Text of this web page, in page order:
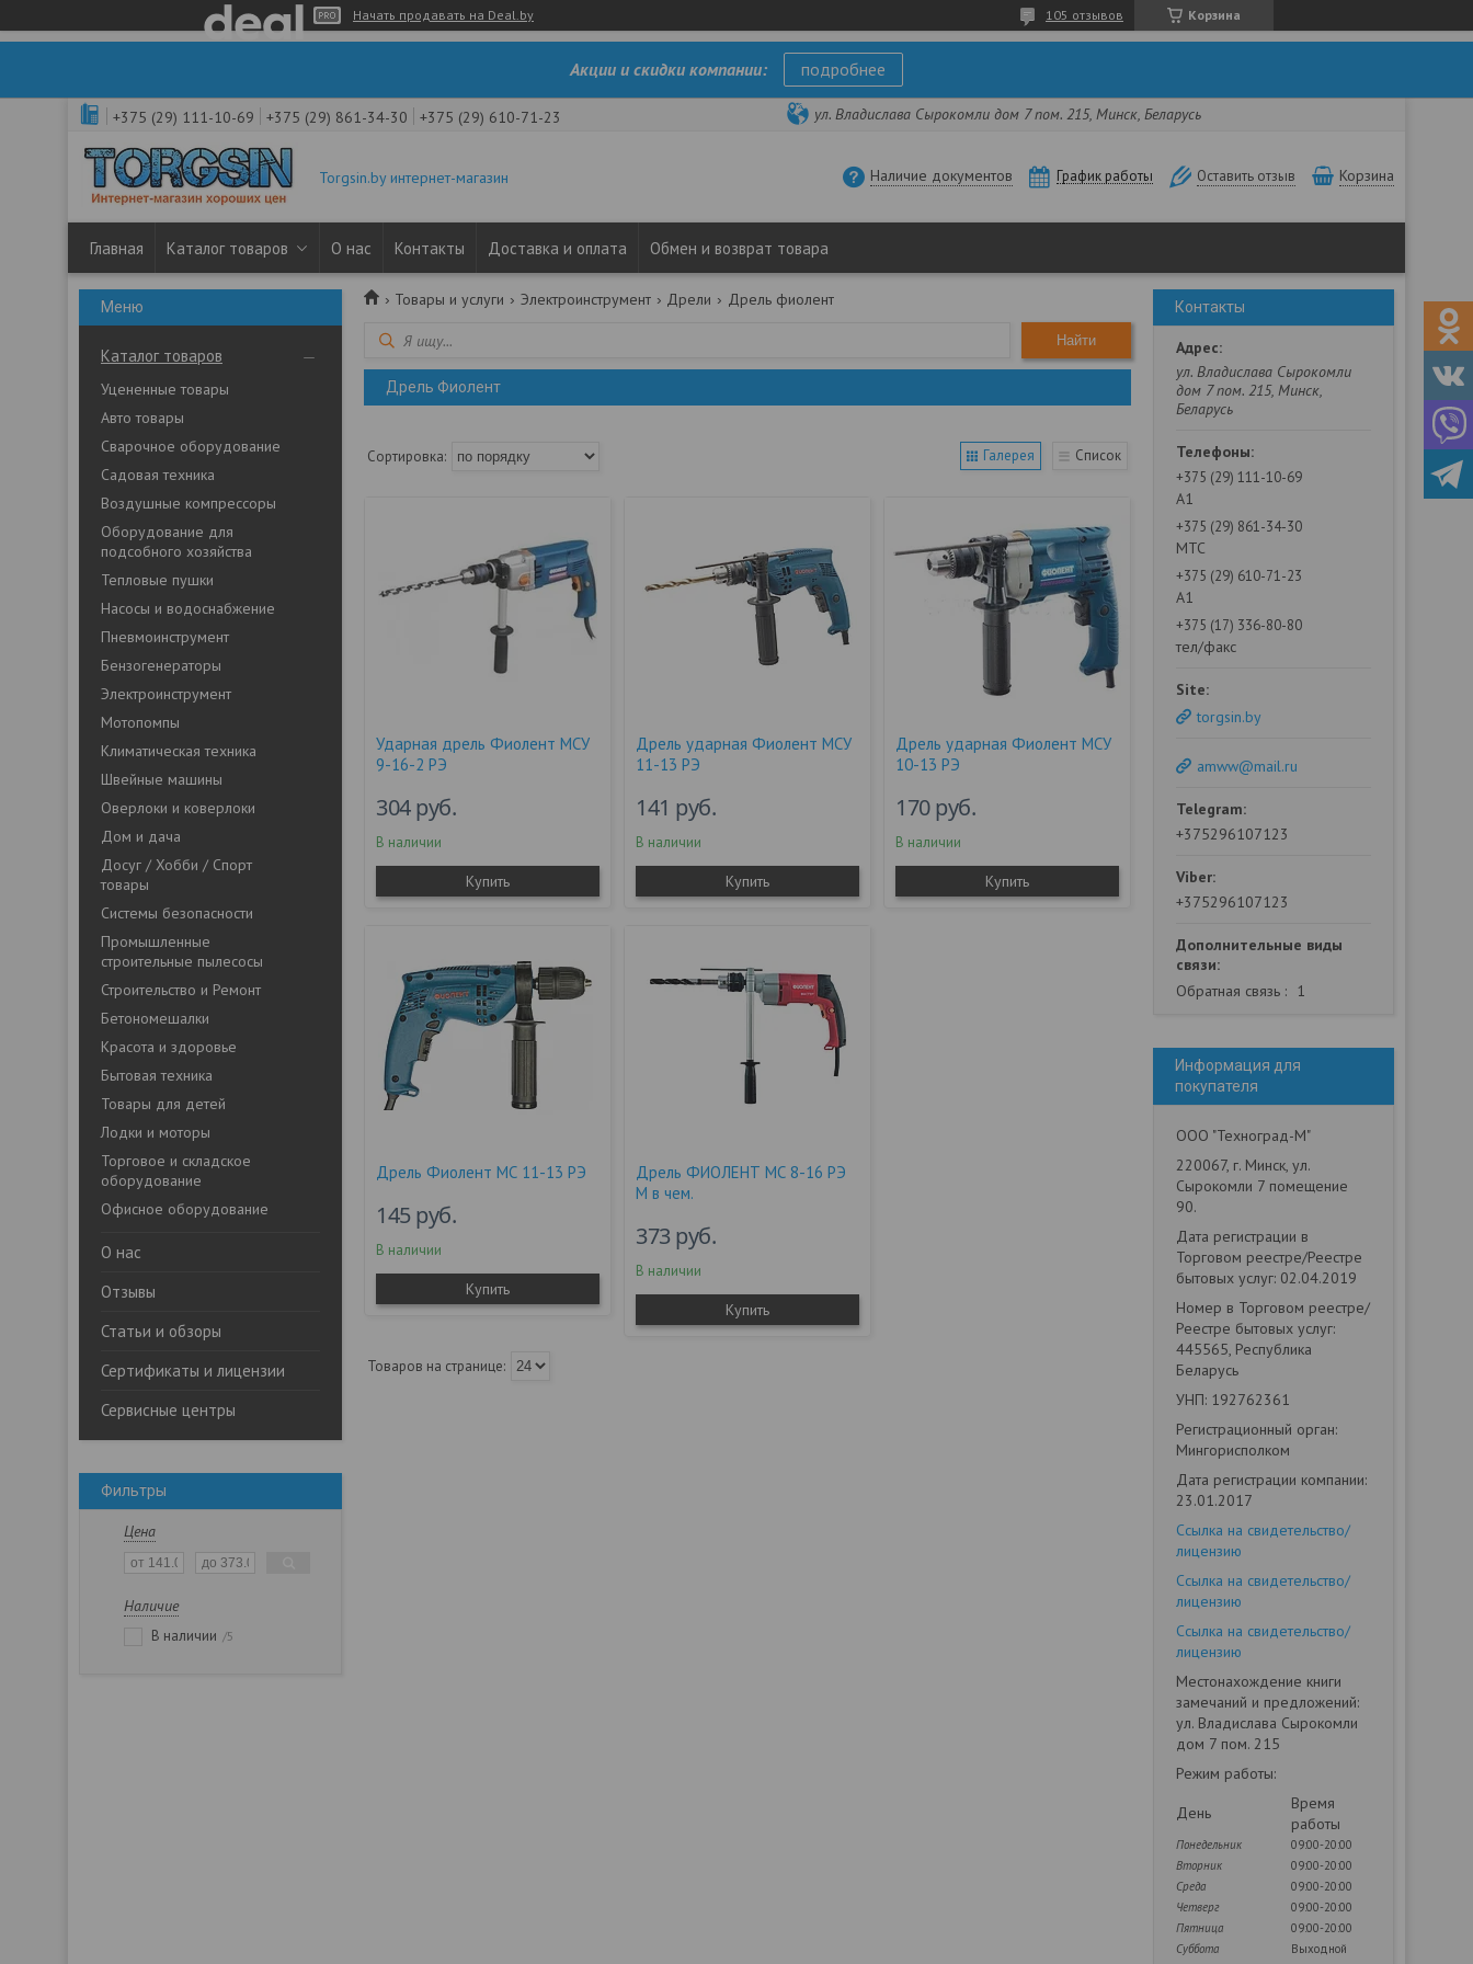
Начать продавать на Deal.by Корзина
105 отзывов
Акции и скидки компании: подробнее
+375 (29) 111-10-69 +375 (29) 861-34-30 +375 (29) 610-71-23 ул. Владислава Сырокомли дом 7 пом. 215, Минск, Беларусь
Torgsin.by интернет-магазин Наличие документов График работы Оставить отзыв Корзина
Главная Каталог товаров О нас Контакты Доставка и оплата Обмен и возврат товара
Каталог товаров
Уцененные товары
Авто товары
Сварочное оборудование
Садовая техника
Воздушные компрессоры
Оборудование для
подсобного хозяйства
Тепловые пушки
Насосы и водоснабжение
Пневмоинструмент
Бензогенераторы
Электроинструмент
Мотопомпы
Климатическая техника
Швейные машины
Оверлоки и коверлоки
Дом и дача
Досуг / Хобби / Спорт
товары
Системы безопасности
Промышленные
строительные пылесосы
Строительство и Ремонт
Бетономешалки
Красота и здоровье
Бытовая техника
Товары для детей
Лодки и моторы
Торговое и складское
оборудование
Офисное оборудование
О нас
Отзывы
Статьи и обзоры
Сертификаты и лицензии
Сервисные центры
Фильтры
Цена
Наличие
В наличии 5
Товары и услуги Электроинструмент Дрели Дрель фиолент
Найти
Дрель Фиолент
Галерея Список
Ударная дрель Фиолент МСУ
9-16-2 РЭ
304руб.
В наличии
Купить
Дрель ударная Фиолент МСУ
11-13 РЭ
141 руб.
В наличии
Купить
Дрель ударная Фиолент МСУ
10-13 РЭ
170руб.
В наличии
Купить
Дрель Фиолент МС 11-13 РЭ
145руб.
В наличии
Купить
Дрель ФИОЛЕНТ МС 8-16 РЭ
М в чем.
373руб.
В наличии
Купить
Контакты
ул. Владислава Сырокомли
дом 7 пом. 215, Минск,
Беларусь
+375 (29) 111-10-69
А1
+375 (29) 861-34-30
МТС
+375 (29) 610-71-23
А1
+375 (17) 336-80-80
тел/факс
torgsin.by
amww@mail.ru
+375296107123
+375296107123
Обратная связь 1
Информация для
покупателя
ООО "Техноград-М"
220067, г. Минск, ул.
Сырокомли 7 помещение
90.
Дата регистрации в
Торговом реестре/Реестре
бытовых услуг: 02.04.2019
Номер в Торговом реестре/
Реестре бытовых услуг:
445565, Республика
Беларусь
УНП: 192762361
Регистрационный орган:
Мингорисполком
Дата регистрации компании:
23.01.2017
Ссылка на свидетельство/
лицензию
Ссылка на свидетельство/
лицензию
Ссылка на свидетельство/
лицензию
Местонахождение книги
замечаний и предложений:
ул. Владислава Сырокомли
дом 7 пом. 215
Режим работы:
День
Время
работы
Понедельник
09:00-20:00
Вторник
09:00-20:00
Среда
09:00-20:00
Четверг
09:00-20:00
Пятница
09:00-20:00
Суббота
Выходной